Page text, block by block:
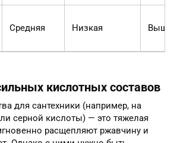
Средняя Низкая Выше
кислотных составов
для сантехники (например, на
серной кислоты) — это тяжелая
расщепляют ржавчину и